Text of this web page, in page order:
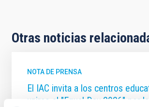
Otras noticias
NOTA DE PRENSA
El IAC invita a los centros
unirse al "Equal Day 2026" por